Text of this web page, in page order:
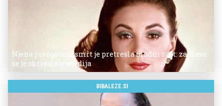
Njena prezgodnja smrt je pretresla modni svet: za slavo
se je skrivala tragedija
BIBALEZE.SI